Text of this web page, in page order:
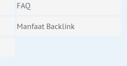
FAQ
Manfaat Backlink